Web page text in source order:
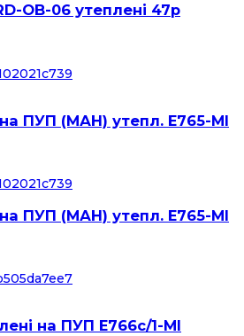
OB-06 утеплені 47р
ПУП (МАН) утепл. Е765-МІ
ПУП (МАН) утепл. Е765-МІ
на ПУП Е766с/1-МІ